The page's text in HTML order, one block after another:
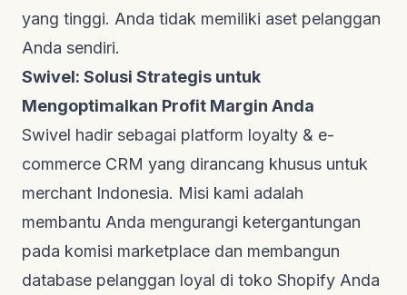
yang tinggi. Anda tidak memiliki aset pelanggan
Anda sendiri.
Swivel: Solusi Strategis untuk
Mengoptimalkan Profit Margin Anda
Swivel hadir sebagai platform loyalty & e-
commerce CRM yang dirancang khusus untuk
merchant Indonesia. Misi kami adalah
membantu Anda mengurangi ketergantungan
pada komisi marketplace dan membangun
database pelanggan loyal di toko Shopify Anda